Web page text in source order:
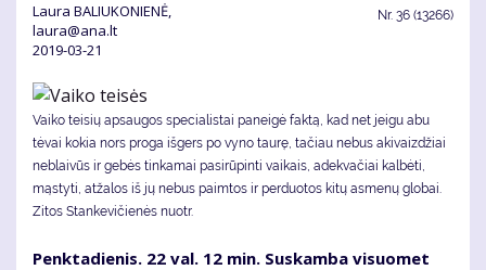
Laura BALIUKONIENĖ,
laura@ana.lt
2019-03-21
Nr. 36 (13266)
Vaiko teisių apsaugos specialistai paneigė faktą, kad net jeigu abu
tėvai kokia nors proga išgers po vyno taurę, tačiau nebus akivaizdžiai
neblaivūs ir gebės tinkamai pasirūpinti vaikais, adekvačiai kalbėti,
mąstyti, atžalos iš jų nebus paimtos ir perduotos kitų asmenų globai.
Zi­tos Stan­ke­vi­čie­nės nuotr.
Penk­ta­die­nis. 22 val. 12 min. Su­skam­ba vi­suo­met